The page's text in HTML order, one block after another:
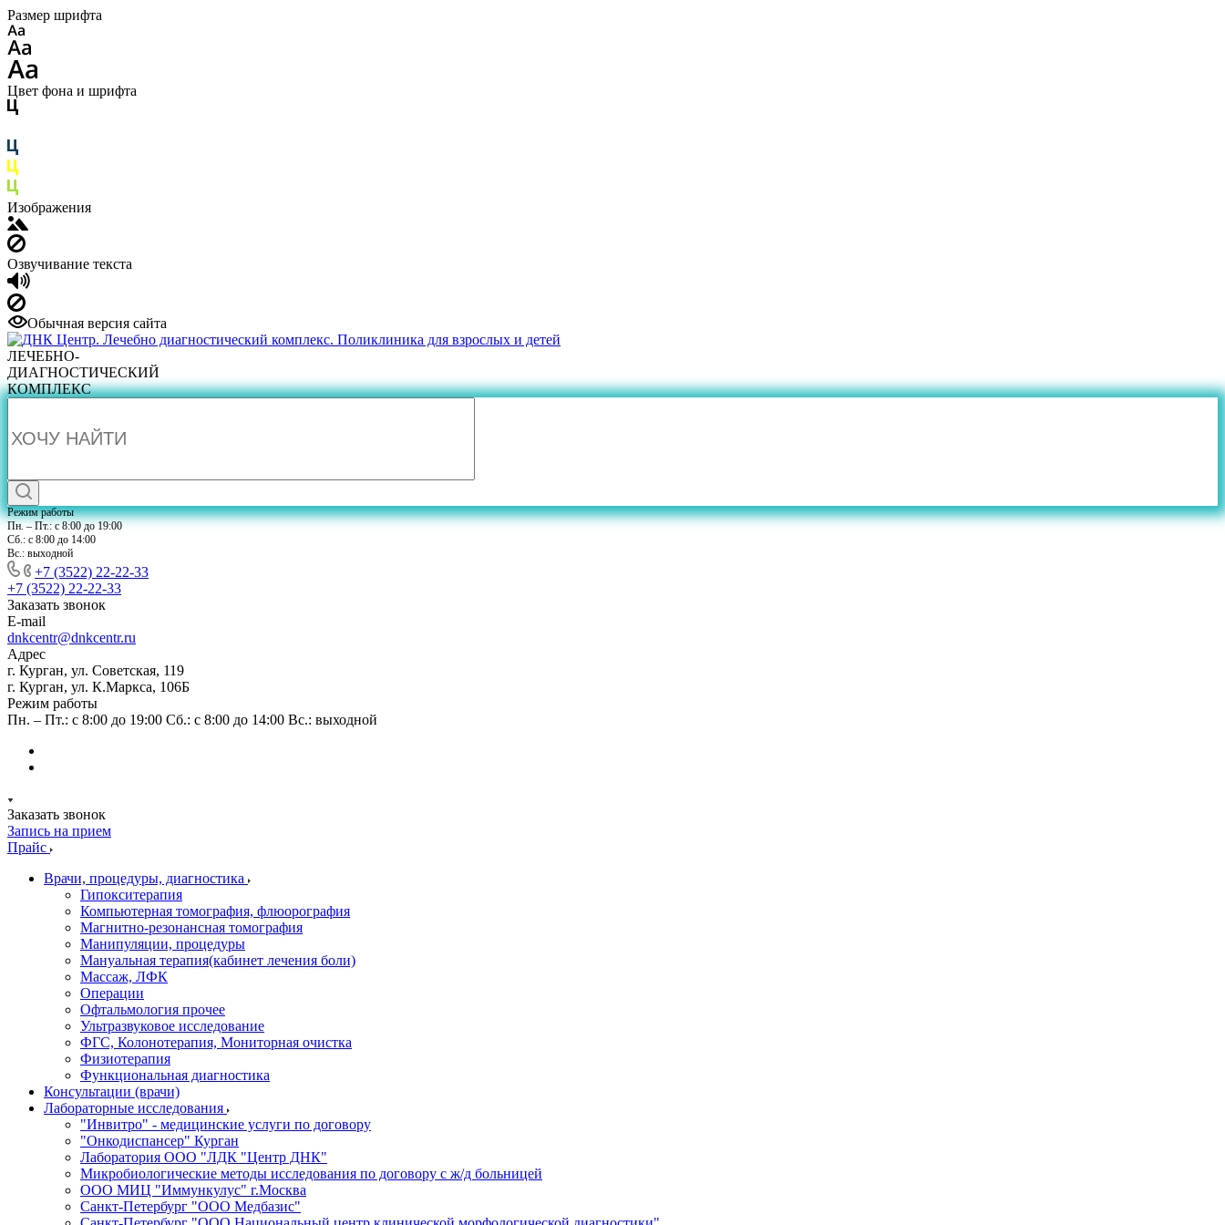
Размер шрифта
Цвет фона и шрифта
Изображения
Озвучивание текста
Обычная версия сайта
ЛЕЧЕБНО-
ДИАГНОСТИЧЕСКИЙ
КОМПЛЕКС
Режим работы
Пн. – Пт.: с 8:00 до 19:00
Сб.: с 8:00 до 14:00
Вс.: выходной
+7 (3522) 22-22-33
+7 (3522) 22-22-33
Заказать звонок
E-mail
dnkcentr@dnkcentr.ru
Адрес
г. Курган, ул. Советская, 119
г. Курган, ул. К.Маркса, 106Б
Режим работы
Пн. – Пт.: с 8:00 до 19:00 Сб.: с 8:00 до 14:00 Вс.: выходной
Заказать звонок
Запись на прием
Прайс
Врачи, процедуры, диагностика
Гипокситерапия
Компьютерная томография, флюорография
Магнитно-резонансная томография
Манипуляции, процедуры
Мануальная терапия(кабинет лечения боли)
Массаж, ЛФК
Операции
Офтальмология прочее
Ультразвуковое исследование
ФГС, Колонотерапия, Мониторная очистка
Физиотерапия
Функциональная диагностика
Консультации (врачи)
Лабораторные исследования
"Инвитро" - медицинские услуги по договору
"Онкодиспансер" Курган
Лаборатория ООО "ЛДК "Центр ДНК"
Микробиологические методы исследования по договору с ж/д больницей
ООО МИЦ "Иммункулус" г.Москва
Санкт-Петербург "ООО Медбазис"